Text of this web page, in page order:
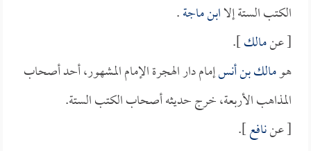
الكتب الستة إلاابن ماجة.
[ عنمالك].
هومالك بن أنسإمام دار الهجرة الإمام المشهور، أحد أصحاب
المذاهب الأربعة، خرج حديثه أصحاب الكتب الستة.
[ عننافع].